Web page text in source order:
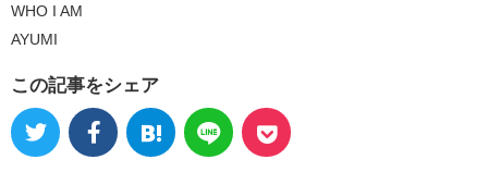
WHO I AM
AYUMI
この記事をシェア